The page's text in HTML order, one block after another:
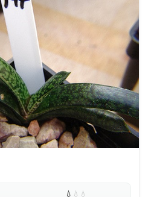
💧 💧 💧